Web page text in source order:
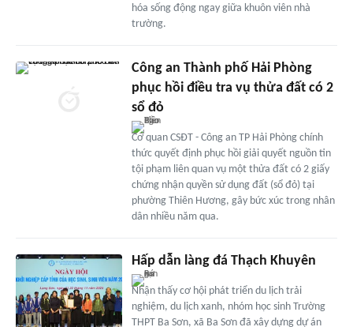
hóa sống động ngay giữa khuôn viên nhà
trường.
Công an Thành phố Hải Phòng
phục hồi điều tra vụ thửa đất có 2
sổ đỏ
Cơ quan CSĐT - Công an TP Hải Phòng chính
thức quyết định phục hồi giải quyết nguồn tin
tội phạm liên quan vụ một thửa đất có 2 giấy
chứng nhận quyền sử dụng đất (sổ đỏ) tại
phường Thiên Hương, gây bức xúc trong nhân
dân nhiều năm qua.
Hấp dẫn làng đá Thạch Khuyên
Nhận thấy cơ hội phát triển du lịch trải
nghiệm, du lịch xanh, nhóm học sinh Trường
THPT Ba Sơn, xã Ba Sơn đã xây dựng dự án